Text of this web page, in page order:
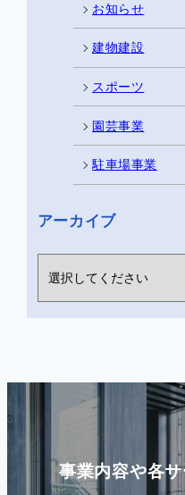
お知らせ
建物建設
スポーツ
園芸事業
駐車場事業
アーカイブ
事業内容や各